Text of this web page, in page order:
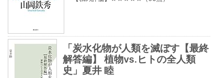
「炭水化物が人類を滅ぼす【最終
解答編】 植物vs.ヒトの全人類
史」夏井 睦